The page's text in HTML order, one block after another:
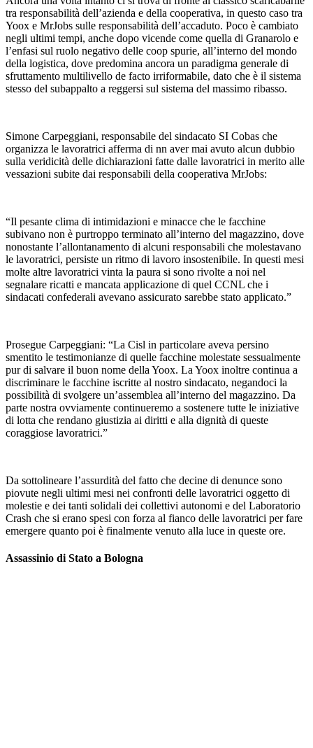
tra responsabilità dell’azienda e della cooperativa, in questo caso tra
Yoox e MrJobs sulle responsabilità dell’accaduto. Poco è cambiato
negli ultimi tempi, anche dopo vicende come quella di Granarolo e
l’enfasi sul ruolo negativo delle coop spurie, all’interno del mondo
della logistica, dove predomina ancora un paradigma generale di
sfruttamento multilivello de facto irriformabile, dato che è il sistema
stesso del subappalto a reggersi sul sistema del massimo ribasso.
Simone Carpeggiani, responsabile del sindacato SI Cobas che
organizza le lavoratrici afferma di nn aver mai avuto alcun dubbio
sulla veridicità delle dichiarazioni fatte dalle lavoratrici in merito alle
vessazioni subite dai responsabili della cooperativa MrJobs:
“Il pesante clima di intimidazioni e minacce che le facchine
subivano non è purtroppo terminato all’interno del magazzino, dove
nonostante l’allontanamento di alcuni responsabili che molestavano
le lavoratrici, persiste un ritmo di lavoro insostenibile. In questi mesi
molte altre lavoratrici vinta la paura si sono rivolte a noi nel
segnalare ricatti e mancata applicazione di quel CCNL che i
sindacati confederali avevano assicurato sarebbe stato applicato.”
Prosegue Carpeggiani: “La Cisl in particolare aveva persino
smentito le testimonianze di quelle facchine molestate sessualmente
pur di salvare il buon nome della Yoox. La Yoox inoltre continua a
discriminare le facchine iscritte al nostro sindacato, negandoci la
possibilità di svolgere un’assemblea all’interno del magazzino. Da
parte nostra ovviamente continueremo a sostenere tutte le iniziative
di lotta che rendano giustizia ai diritti e alla dignità di queste
coraggiose lavoratrici.”
Da sottolineare l’assurdità del fatto che decine di denunce sono
piovute negli ultimi mesi nei confronti delle lavoratrici oggetto di
molestie e dei tanti solidali dei collettivi autonomi e del Laboratorio
Crash che si erano spesi con forza al fianco delle lavoratrici per fare
emergere quanto poi è finalmente venuto alla luce in queste ore.
Assassinio di Stato a Bologna